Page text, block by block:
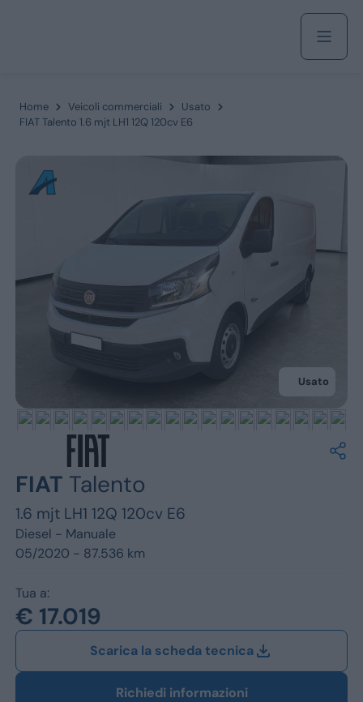
Acquista
Azienda
Servizi
Marchi
Fiat
Jeep
Home Veicoli commerciali
Usato
FIAT Talento 1.6 mjt LH1 12Q 120cv E6
Usato
FIAT Talento
1.6 mjt LH1 12Q 120cv E6
Diesel - Manuale
05/2020 - 87.536 km
Tua a:
€ 17.019
Scarica la scheda tecnica
Richiedi informazioni